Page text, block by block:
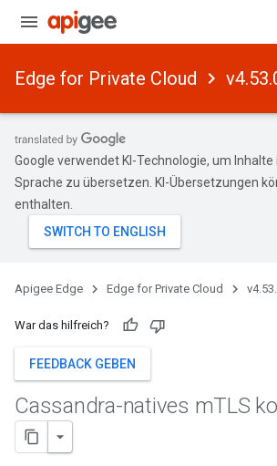
Edge for Private Cloud
Google verwendet KI-Technologie, um
Sprache zu übersetzen. KI-Übersetzungen
enthalten.
Apigee Edge Edge for Private Cloud
War das hilfreich?
FEEDBACK GEBEN
Cassandra-natives mTLS